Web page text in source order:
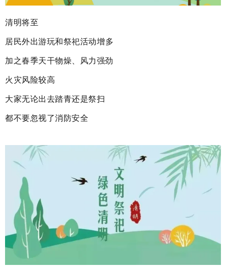
清明将至
居民外出游玩和祭祀活动增多
加之春季天干物燥、风力强劲
火灾风险较高
大家无论出去踏青还是祭扫
都不要忽视了消防安全